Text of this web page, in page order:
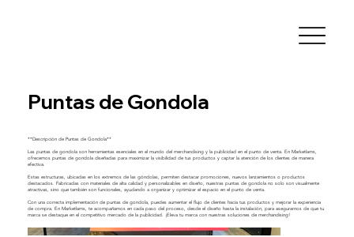
Puntas de Gondola
**Descripción de Puntas de Gondola**
Las puntas de gondola son herramientas esenciales en el mundo del merchandising y la publicidad en el punto de venta. En Marketlams,
ofrecemos puntas de gondola diseñadas para maximizar la visibilidad de tus productos y captar la atención de los clientes de manera
efectiva.
Estas estructuras, ubicadas en los extremos de las góndolas, permiten destacar promociones, nuevos lanzamientos o productos
destacados. Fabricadas con materiales de alta calidad y personalizables en diseño, nuestras puntas de gondola no solo son visualmente
atractivas, sino que también son funcionales, ayudando a organizar y optimizar el espacio en el punto de venta.
Con una correcta implementación de puntas de gondola, puedes aumentar el flujo de clientes hacia tus productos y mejorar la experiencia
de compra. En Marketlams, te acompañamos en cada paso del proceso, desde el diseño hasta la instalación, para asegurarnos de que tu
marca se destaque en el competitivo mercado de la publicidad. ¡Eleva tu marca con nuestras soluciones de merchandising!